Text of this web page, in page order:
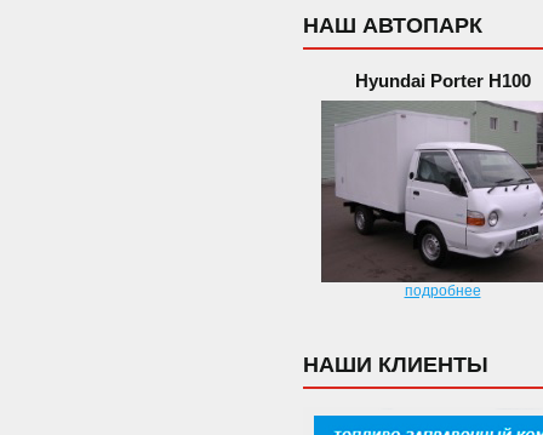
НАШ АВТОПАРК
Hyundai Porter H100
подробнее
НАШИ КЛИЕНТЫ